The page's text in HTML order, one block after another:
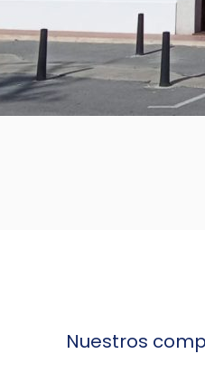
Nuestros